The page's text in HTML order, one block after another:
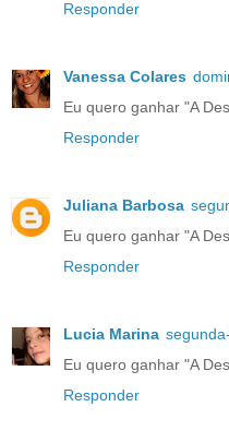
Responder
Vanessa Colares
Eu quero ganhar "A
Responder
Juliana Barbosa
Eu quero ganhar "A
Responder
Lucia Marina
Eu quero ganhar "A
Responder